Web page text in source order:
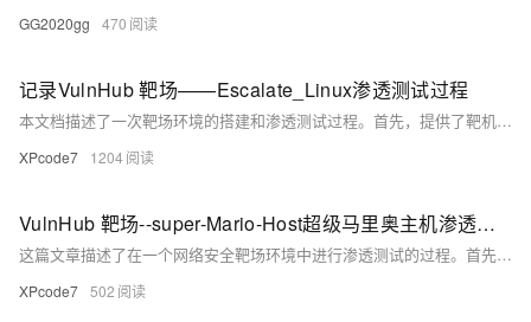
GG2020gg 470
记录VulnHub 靶场——Escalate_Linux渗透测试过程
本文档描述了一次靶场环境的搭建和渗透测试过程。首先，提供了靶机环境的下载链接，并建议在VMware或VirtualBox中以NAT模式或仅主机模式导入。接着，通过Kali Linux扫描发现靶机IP，并用Nmap扫描开放端口，识别出80、111、139、445、2049等端口。在80端口上找到一个shell.php文件，通过它发现可以利用GET参数传递cmd命令。
XPcode7 1204
VulnHub 靶场--super-Mario-Host超级马里奥主机渗透测试过程
这篇文章描述了在一个网络安全靶场环境中进行渗透测试的过程。首先，从百度网盘下载并导入虚拟机镜像，然后将其网络设置为NAT或仅主机模式。接下来，通过扫描靶机IP地址的本地网络段，发现靶机IP为192.168.220.135，并且了解到靶机上有一个名为“mario.supermariohost.local”的Web服务，运行在8180端口。尝试SSH弱口令攻击失败后，通过信息收集找到一个名为“luigi.php”的页面，其中包含一段英文提示，提示需要将域名添加到hosts文件中。 通过cewl工具从luigi.php生成字典文件passwords，然后使用hydra工具尝试SSH登录，成功获得l
XPcode7 502